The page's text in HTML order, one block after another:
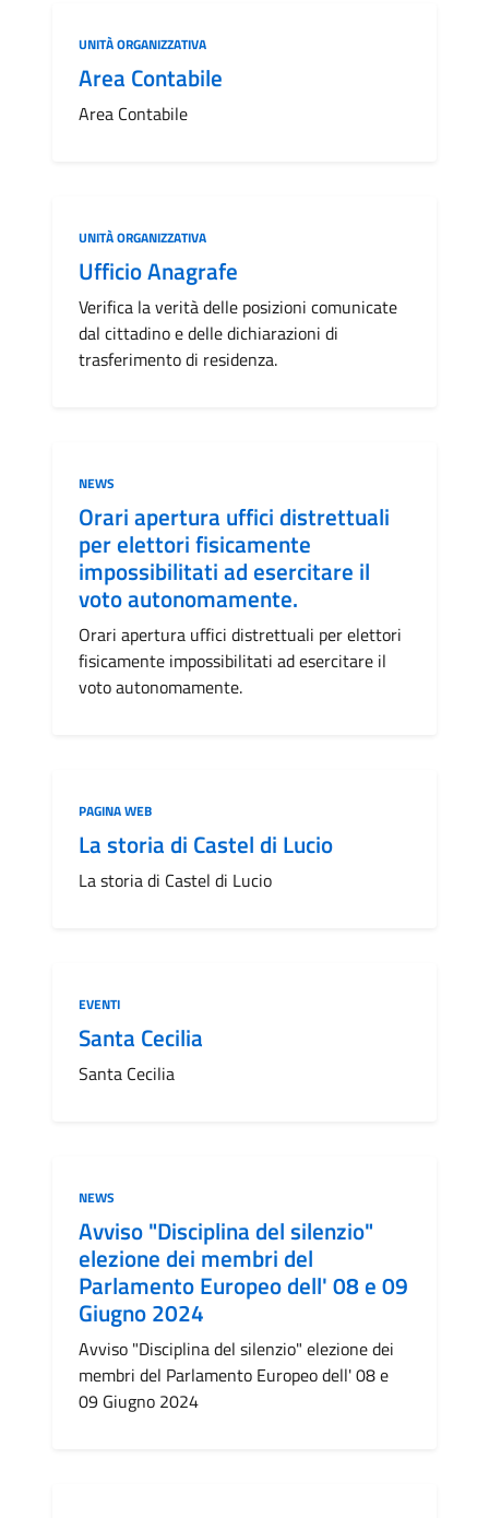
Categoria:
UNITÀ ORGANIZZATIVA
Area Contabile
Area Contabile
Categoria:
UNITÀ ORGANIZZATIVA
Ufficio Anagrafe
Verifica la verità delle posizioni comunicate
dal cittadino e delle dichiarazioni di
trasferimento di residenza.
Categoria:
NEWS
Orari apertura uffici distrettuali
per elettori fisicamente
impossibilitati ad esercitare il
voto autonomamente.
Orari apertura uffici distrettuali per elettori
fisicamente impossibilitati ad esercitare il
voto autonomamente.
Categoria:
PAGINA WEB
La storia di Castel di Lucio
La storia di Castel di Lucio
Categoria:
EVENTI
Santa Cecilia
Santa Cecilia
Categoria:
NEWS
Avviso "Disciplina del silenzio"
elezione dei membri del
Parlamento Europeo dell' 08 e 09
Giugno 2024
Avviso "Disciplina del silenzio" elezione dei
membri del Parlamento Europeo dell' 08 e
09 Giugno 2024